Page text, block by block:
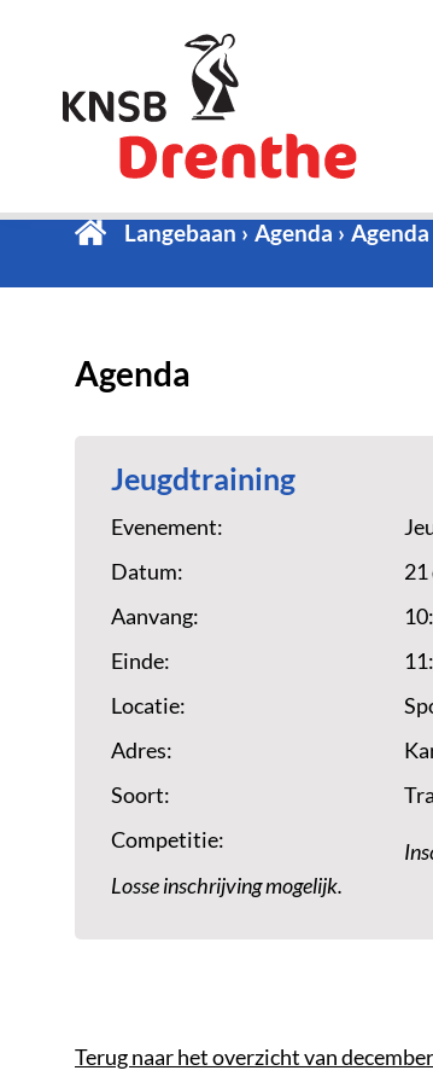
Langebaan Agenda
Agenda
Jeugdtraining
Evenement:
Datum:
21
Aanvang:
Einde:
Locatie:
Adres:
Soort:
Competitie:
Losse inschrijving mogelijk.
Terug naar het overzicht van